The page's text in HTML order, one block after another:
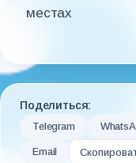
местах
Поделиться:
Telegram
Email